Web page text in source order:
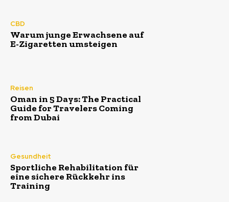
CBD
Warum junge Erwachsene auf
E-Zigaretten umsteigen
Reisen
Oman in 5 Days: The Practical
Guide for Travelers Coming
from Dubai
Gesundheit
Sportliche Rehabilitation für
eine sichere Rückkehr ins
Training